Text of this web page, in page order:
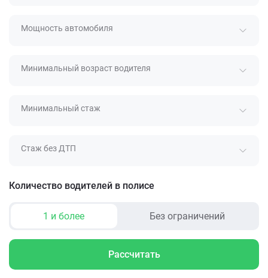
Мощность автомобиля
Минимальный возраст водителя
Минимальный стаж
Стаж без ДТП
Количество водителей в полисе
1 и более Без ограничений
Рассчитать